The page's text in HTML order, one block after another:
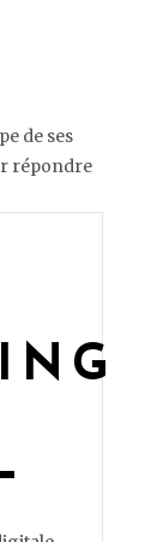
de ses
répondre